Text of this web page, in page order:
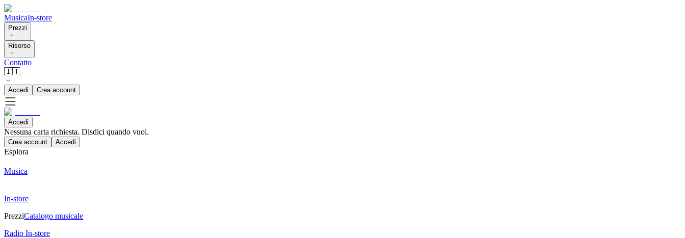
MusicaIn-store
Prezzi
Risorse
Contatto
🇮🇹
Accedi Crea account
Accedi
Nessuna carta richiesta. Disdici quando vuoi.
Crea account Accedi
Esplora
Musica
In-store
PrezziCatalogo musicale
Radio In-store